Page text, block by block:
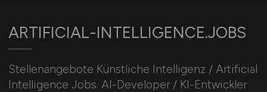
ARTIFICIAL-INTELLIGENCE.JOBS
Stellenangebote Künstliche Intelligenz / Artificial
Intelligence Jobs. AI-Developer / KI-Entwickler